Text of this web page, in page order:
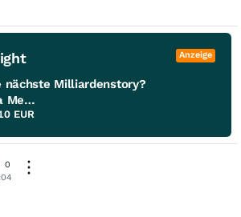
Anzeige
nächste Milliardenstory?
Saga Metals
EUR
0